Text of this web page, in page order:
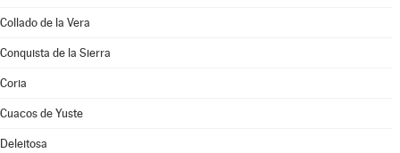
Collado de la Vera
Conquista de la Sierra
Coria
Cuacos de Yuste
Deleitosa